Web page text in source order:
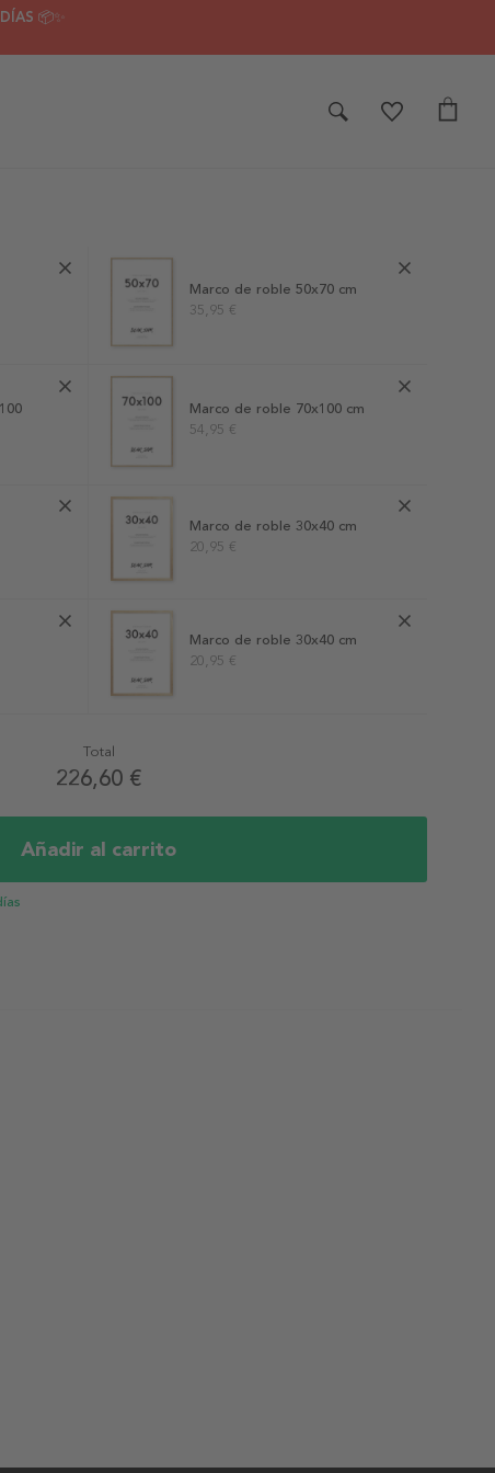
📦✨
Marco de roble 50x70 cm
35,95 €
Marco de roble 70x100 cm
54,95 €
Marco de roble 30x40 cm
20,95 €
Marco de roble 30x40 cm
20,95 €
Total
226,60 €
Añadir al carrito